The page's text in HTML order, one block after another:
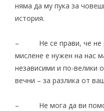
няма да му пука за
история.
– Не се прави, че не
мислене е нужен на нас
независими и по-велики
вечни – за разлика от
– Не мога да ви